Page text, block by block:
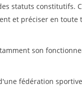
statuts constitutifs.
et préciser en
son
fédération